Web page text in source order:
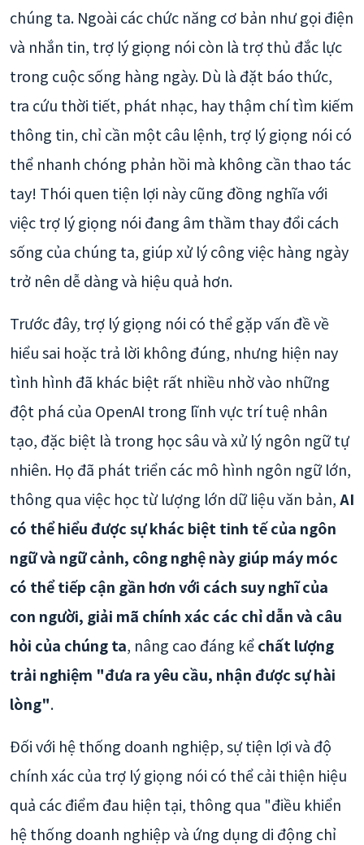
chúng ta. Ngoài các chức năng cơ bản như gọi điện
và nhắn tin, trợ lý giọng nói còn là trợ thủ đắc lực
trong cuộc sống hàng ngày. Dù là đặt báo thức,
tra cứu thời tiết, phát nhạc, hay thậm chí tìm kiếm
thông tin, chỉ cần một câu lệnh, trợ lý giọng nói có
thể nhanh chóng phản hồi mà không cần thao tác
tay! Thói quen tiện lợi này cũng đồng nghĩa với
việc trợ lý giọng nói đang âm thầm thay đổi cách
sống của chúng ta, giúp xử lý công việc hàng ngày
trở nên dễ dàng và hiệu quả hơn.
Trước đây, trợ lý giọng nói có thể gặp vấn đề về
hiểu sai hoặc trả lời không đúng, nhưng hiện nay
tình hình đã khác biệt rất nhiều nhờ vào những
đột phá của OpenAI trong lĩnh vực trí tuệ nhân
tạo, đặc biệt là trong học sâu và xử lý ngôn ngữ tự
nhiên. Họ đã phát triển các mô hình ngôn ngữ lớn,
thông qua việc học từ lượng lớn dữ liệu văn bản,AI
có thể hiểu được sự khác biệt tinh tế của ngôn
ngữ và ngữ cảnh, công nghệ này giúp máy móc
có thể tiếp cận gần hơn với cách suy nghĩ của
con người, giải mã chính xác các chỉ dẫn và câu
hỏi của chúng ta, nâng cao đáng kểchất lượng
trải nghiệm "đưa ra yêu cầu, nhận được sự hài
lòng".
Đối với hệ thống doanh nghiệp, sự tiện lợi và độ
chính xác của trợ lý giọng nói có thể cải thiện hiệu
quả các điểm đau hiện tại, thông qua "điều khiển
hệ thống doanh nghiệp và ứng dụng di động chỉ